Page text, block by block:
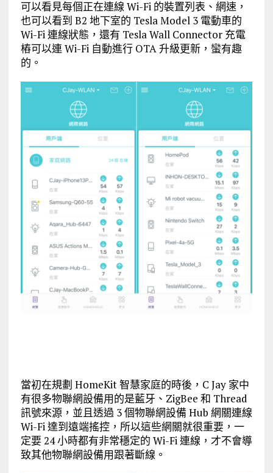
可以看見每個正在連線 Wi-Fi 的裝置列表、網速，
也可以看到 B2 地下室的 Tesla Model 3 電動車的
Wi-Fi 連線狀態，還有 Tesla Wall Connector 充電
樁可以連 Wi-Fi 自動進行 OTA 升級更新，蠻有趣
的。
當初在規劃 HomeKit 智慧家庭的時後，C Jay 家中
有很多物聯網設備用的是藍牙、ZigBee 和 Thread
訊號來源，並且透過 3 個物聯網設備 Hub 網關連線
Wi-Fi 達到遠端搖控，所以這些網關就很重要，一
定要 24 小時都有非常穩定的 Wi-Fi 連線，才不會導
致其他物聯網設備用跟著斷線。